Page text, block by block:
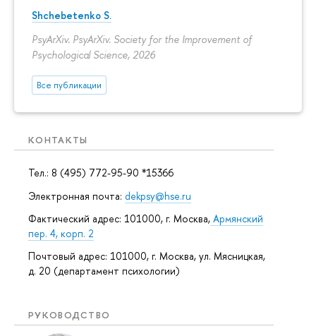
Shchebetenko S.
PsyArXiv. PsyArXiv. Society for the Improvement of
Psychological Science, 2026
Все публикации
КОНТАКТЫ
Тел.: 8 (495) 772-95-90 *15366
Электронная почта: dekpsy@hse.ru
Фактический адрес: 101000, г. Москва, Армянский
пер. 4, корп. 2
Почтовый адрес: 101000, г. Москва, ул. Мясницкая,
д. 20 (департамент психологии)
РУКОВОДСТВО